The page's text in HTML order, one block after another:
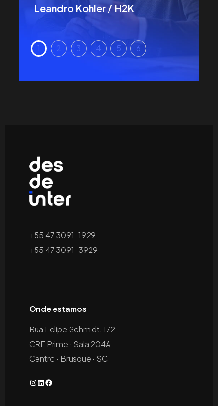
Leandro Kohler / H2K
+55 47 3091-1929
+55 47 3091-3929
Onde estamos
Rua Felipe Schmidt, 172
CRF Prime · Sala 204A
Centro · Brusque · SC